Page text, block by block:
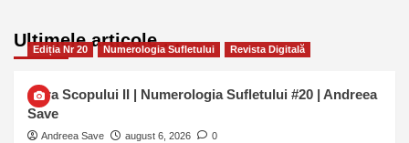
Ultimele articole …
Ediția Nr 20 Numerologia Sufletului Revista Digitală
Cifra Scopului II | Numerologia Sufletului #20 | Andreea
Save
Andreea Save august 6, 2026 0